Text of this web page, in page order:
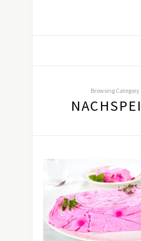
Browsing Category